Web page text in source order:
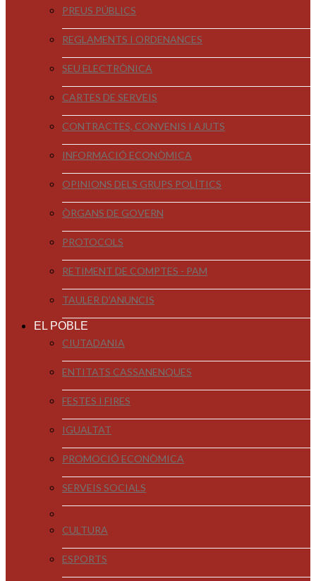
PREUS PÚBLICS
REGLAMENTS I ORDENANCES
SEU ELECTRÒNICA
CARTES DE SERVEIS
CONTRACTES, CONVENIS I AJUTS
INFORMACIÓ ECONÒMICA
OPINIONS DELS GRUPS POLÍTICS
ÒRGANS DE GOVERN
PROTOCOLS
RETIMENT DE COMPTES - PAM
TAULER D'ANUNCIS
EL POBLE
CIUTADANIA
ENTITATS CASSANENQUES
FESTES I FIRES
IGUALTAT
PROMOCIÓ ECONÒMICA
SERVEIS SOCIALS
CULTURA
ESPORTS